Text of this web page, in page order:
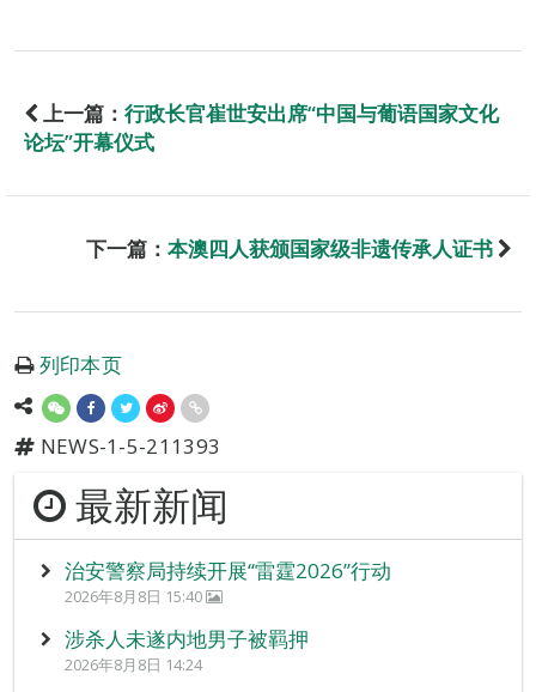
上一篇： 行政长官崔世安出席“中国与葡语国家文化
论坛”开幕仪式
下一篇： 本澳四人获颁国家级非遗传承人证书
列印本页
NEWS-1-5-211393
最新新闻
治安警察局持续开展“雷霆2026”行动
2026年8月8日 15:40
涉杀人未遂内地男子被羁押
2026年8月8日 14:24